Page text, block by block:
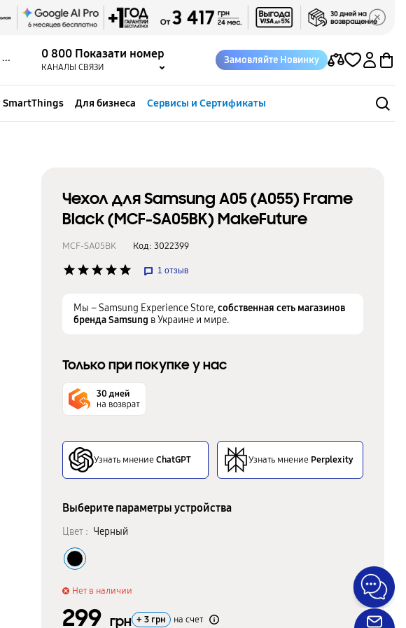
0 800 Показати номер
КАНАЛЫ СВЯЗИ
Замовляйте Новинку
SmartThings Для бизнеса Сервисы и Сертификаты
Чехол для Samsung A05 (A055) Frame
Black (MCF-SA05BK) MakeFuture
MCF-SA05BK Код: 3022399
star star star star star 1 отзыв
Мы – Samsung Experience Store,собственная сеть магазинов
бренда Samsung в Украине и мире.
Только при покупке у нас
Узнать мнениеChatGPT Узнать мнение Perplexity
Выберите параметры устройства
Цвет : Черный
Нет в наличии
299 грн + 3 грн на счет